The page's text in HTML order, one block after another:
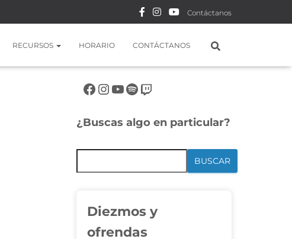
Contáctanos
RECURSOS HORARIO CONTÁCTANOS
¿Buscas algo en particular?
BUSCAR
Diezmos y
ofrendas